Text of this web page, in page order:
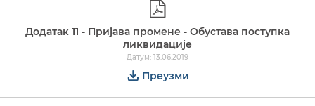
Додатак 11 - Пријава промене - Обустава поступка
ликвидације
Датум: 13.06.2019
Преузми